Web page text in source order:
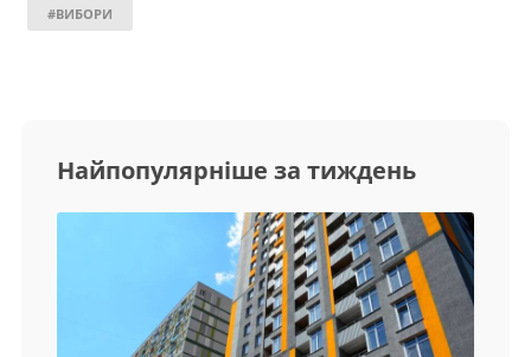
#ВИБОРИ
Найпопулярніше за тиждень